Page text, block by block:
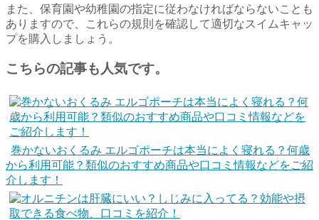
また、保育園や幼稚園の指定に従わなければならないことも
ありますので、これらの規則を確認して適切なスイムキャッ
プを購入しましょう。
こちらの記事も人気です。
巻かないおくるみ エルゴポーチは本当によく寝れる？何歳
から利用可能？類似のおすすめ商品や口コミ情報などをご紹
介します！